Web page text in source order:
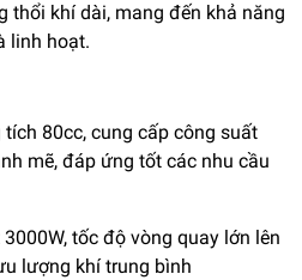
thổi khí dài, mang đến khả năng
linh hoạt.
tích 80cc, cung cấp công suất
mẽ, đáp ứng tốt các nhu cầu
3000W, tốc độ vòng quay lớn lên
lượng khí trung bình